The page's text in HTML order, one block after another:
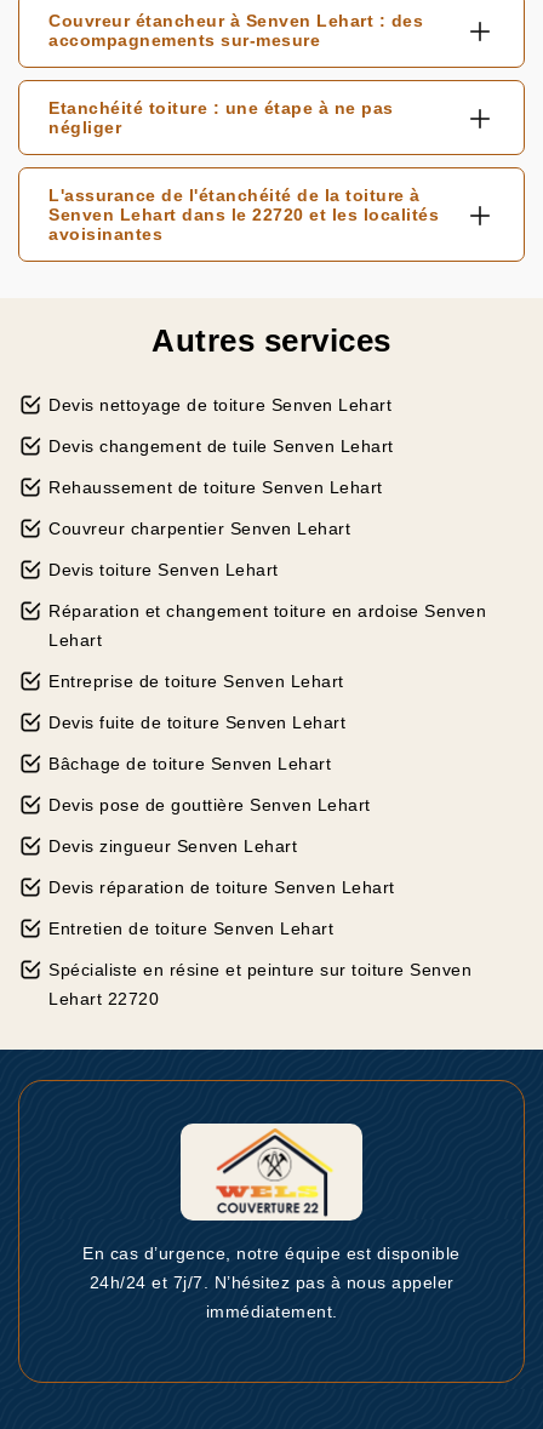
Couvreur étancheur à Senven Lehart : des
accompagnements sur-mesure
Etanchéité toiture : une étape à ne pas
négliger
L'assurance de l'étanchéité de la toiture à
Senven Lehart dans le 22720 et les localités
avoisinantes
Autres services
Devis nettoyage de toiture Senven Lehart
Devis changement de tuile Senven Lehart
Rehaussement de toiture Senven Lehart
Couvreur charpentier Senven Lehart
Devis toiture Senven Lehart
Réparation et changement toiture en ardoise Senven
Lehart
Entreprise de toiture Senven Lehart
Devis fuite de toiture Senven Lehart
Bâchage de toiture Senven Lehart
Devis pose de gouttière Senven Lehart
Devis zingueur Senven Lehart
Devis réparation de toiture Senven Lehart
Entretien de toiture Senven Lehart
Spécialiste en résine et peinture sur toiture Senven
Lehart 22720
En cas d’urgence, notre équipe est disponible
24h/24 et 7j/7. N’hésitez pas à nous appeler
immédiatement.